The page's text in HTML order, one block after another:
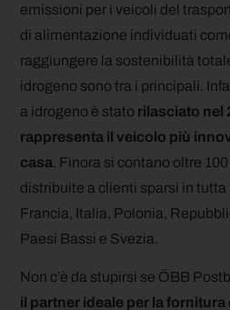
emissioni per i veicoli del
di alimentazione individuati
raggiungere la sostenibilità
idrogeno sono tra i principali.
a idrogeno è stato rilasciato nel
rappresenta il veicolo più
casa. Finora si contano oltre
distribuite a clienti sparsi in
Francia, Italia, Polonia,
Paesi Bassi e Svezia.
Non c’è da stupirsi se ÖBB
il partner ideale per la